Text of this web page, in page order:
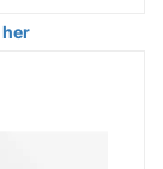
her